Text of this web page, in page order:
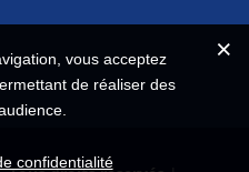
vous acceptez
de réaliser des
confidentialité